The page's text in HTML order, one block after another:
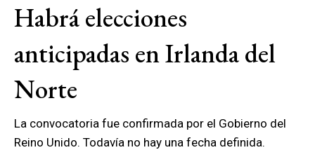
Habrá elecciones
anticipadas en Irlanda del
Norte
La convocatoria fue confirmada por el Gobierno del
Reino Unido. Todavía no hay una fecha definida.